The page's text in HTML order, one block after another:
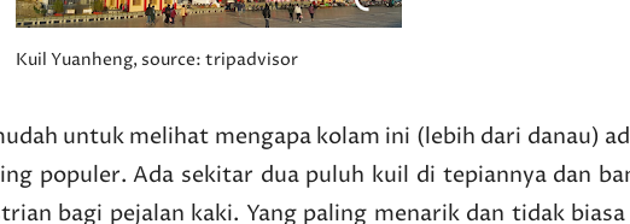
Kuil Yuanheng, source: tripadvisor
untuk melihat mengapa kolam ini (lebih dari danau)
populer. Ada sekitar dua puluh kuil di tepiannya dan
bagi pejalan kaki. Yang paling menarik dan tidak